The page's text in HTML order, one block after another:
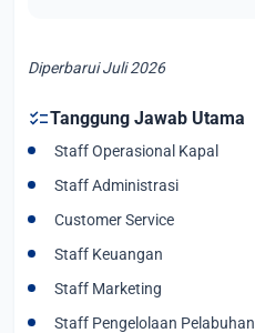
Diperbarui Juli 2026
checklistTanggung Jawab Utama
Staff Operasional Kapal
Staff Administrasi
Customer Service
Staff Keuangan
Staff Marketing
Staff Pengelolaan Pelabuhan